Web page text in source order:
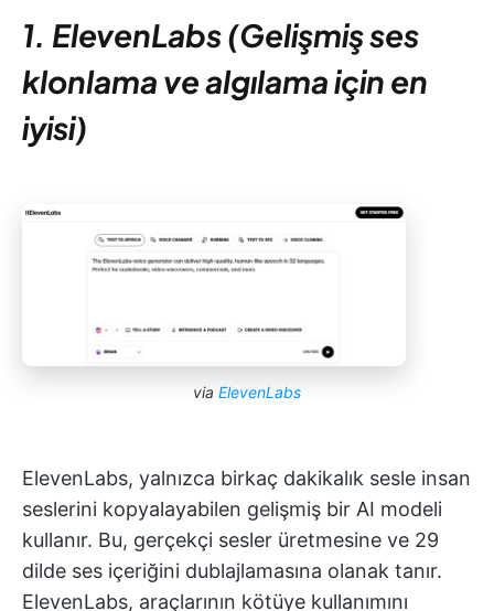
1. ElevenLabs (Gelişmiş ses
klonlama ve algılama için en
iyisi)
via ElevenLabs
ElevenLabs, yalnızca birkaç dakikalık sesle insan
seslerini kopyalayabilen gelişmiş bir AI modeli
kullanır. Bu, gerçekçi sesler üretmesine ve 29
dilde ses içeriğini dublajlamasına olanak tanır.
ElevenLabs, araçlarının kötüye kullanımını